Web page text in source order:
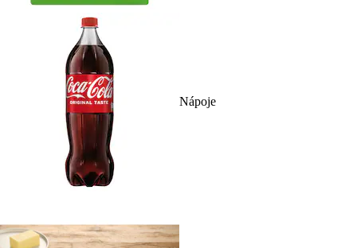
Nápoje